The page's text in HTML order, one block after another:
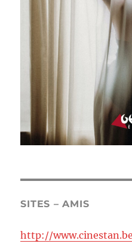
SITES – AMIS
http://www.cinestan.be